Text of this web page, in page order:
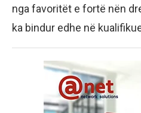
nga favoritët e fortë nën
ka bindur edhe në